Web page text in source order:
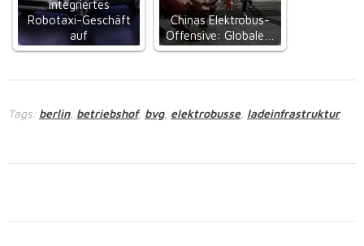
integriertes
Robotaxi-Geschäft
auf
Chinas Elektrobus-
Offensive: Globale…
Tags: berlin, betriebshof, bvg, elektrobusse, ladeinfrastruktur